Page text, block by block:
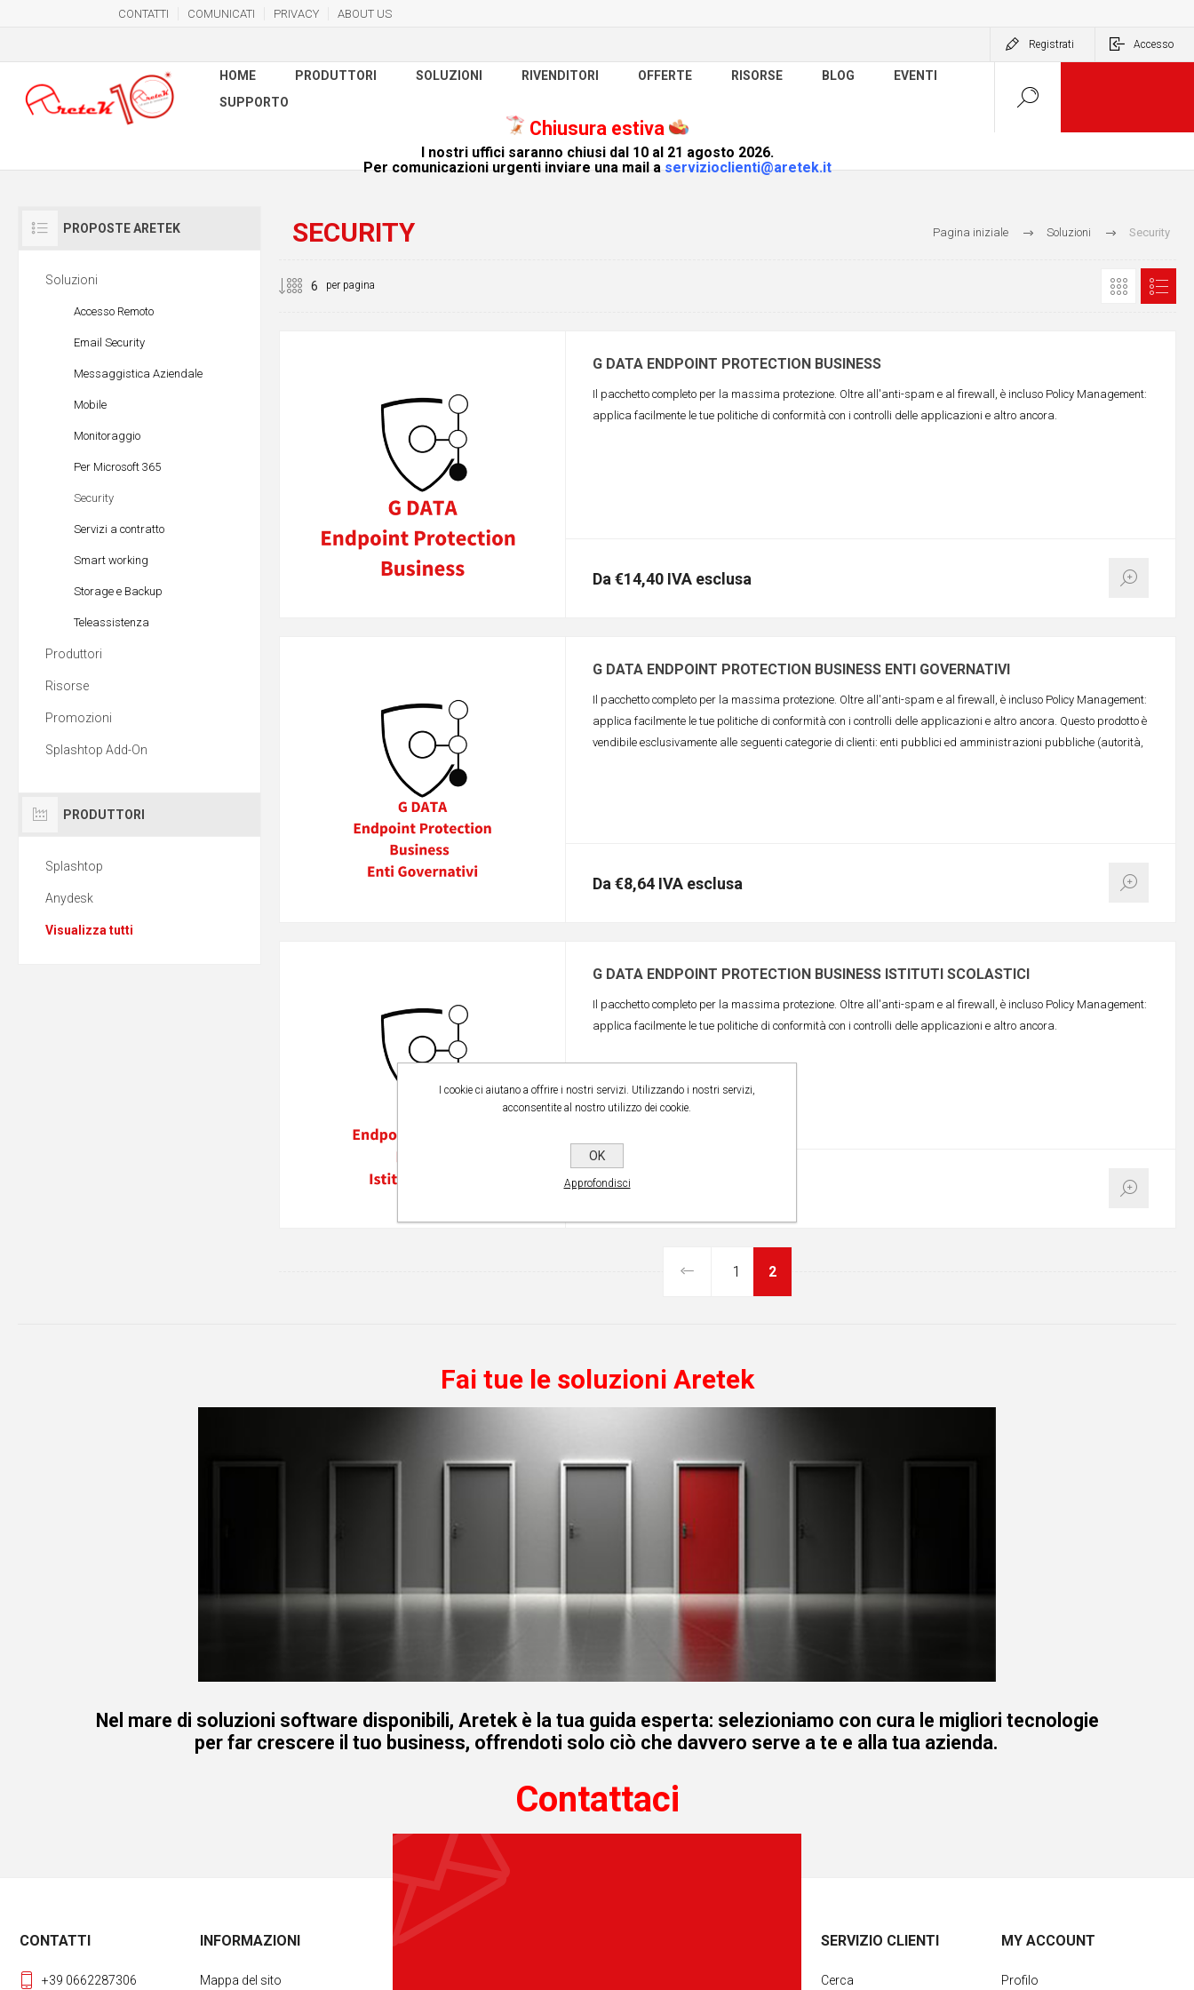
CONTATTI COMUNICATI PRIVACY ABOUT US
Registrati Accesso
HOME PRODUTTORI SOLUZIONI RIVENDITORI OFFERTE RISORSE BLOG
EVENTI
SUPPORTO
Chiusura estiva
I nostri uffici saranno chiusi dal 10 al 21 agosto 2026.
Per comunicazioni urgenti inviare una mail aservizioclienti@aretek.it
Pagina iniziale Soluzioni Security
SECURITY
per pagina
G DATA ENDPOINT PROTECTION BUSINESS
Il pacchetto completo per la massima protezione. Oltre all'anti-spam e al firewall, è incluso Policy Management:
applica facilmente le tue politiche di conformità con i controlli delle applicazioni e altro ancora.
Da €14,40 IVA esclusa
G DATA ENDPOINT PROTECTION BUSINESS ENTI GOVERNATIVI
Il pacchetto completo per la massima protezione. Oltre all'anti-spam e al firewall, è incluso Policy Management:
applica facilmente le tue politiche di conformità con i controlli delle applicazioni e altro ancora. Questo prodotto è
vendibile esclusivamente alle seguenti categorie di clienti: enti pubblici ed amministrazioni pubbliche (autorità,
Da €8,64 IVA esclusa
G DATA ENDPOINT PROTECTION BUSINESS ISTITUTI SCOLASTICI
Il pacchetto completo per la massima protezione. Oltre all'anti-spam e al firewall, è incluso Policy Management:
applica facilmente le tue politiche di conformità con i controlli delle applicazioni e altro ancora.
Da €5,76 IVA esclusa
1 2
PROPOSTE ARETEK
Soluzioni
Accesso Remoto
Email Security
Messaggistica Aziendale
Mobile
Monitoraggio
Per Microsoft 365
Security
Servizi a contratto
Smart working
Storage e Backup
Teleassistenza
Produttori
Risorse
Promozioni
Splashtop Add-On
PRODUTTORI
Splashtop
Anydesk
Visualizza tutti
Fai tue le soluzioni Aretek
Nel mare di soluzioni software disponibili, Aretek è la tua guida esperta: selezioniamo con cura le migliori tecnologie
per far crescere il tuo business, offrendoti solo ciò che davvero serve a te e alla tua azienda.
Contattaci
CONTATTI
+39 0662287306
INFORMAZIONI
Mappa del sito
SERVIZIO CLIENTI
Cerca
MY ACCOUNT
Profilo
I cookie ci aiutano a offrire i nostri servizi. Utilizzando i nostri servizi,
acconsentite al nostro utilizzo dei cookie.
OK
Approfondisci